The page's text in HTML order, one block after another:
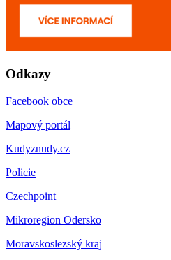
Odkazy
Facebook obce
Mapový portál
Kudyznudy.cz
Policie
Czechpoint
Mikroregion Odersko
Moravskoslezský kraj